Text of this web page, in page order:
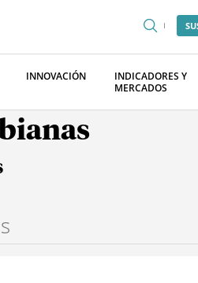
INNOVACIÓN
INDICADORES Y
MERCADOS